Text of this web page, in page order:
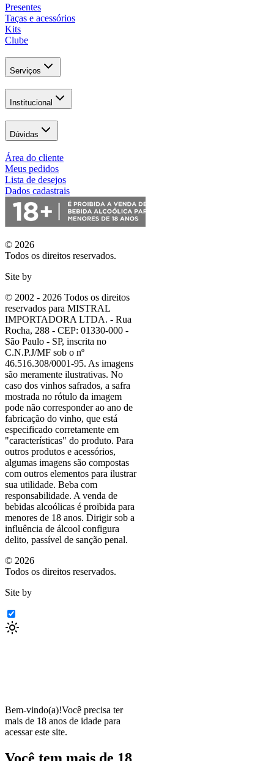
Presentes
Taças e acessórios
Kits
Clube
Serviços
Institucional
Dúvidas
Área do cliente
Meus pedidos
Lista de desejos
Dados cadastrais
© 2026
Todos os direitos reservados.
Site by
© 2002 - 2026 Todos os direitos
reservados para MISTRAL
IMPORTADORA LTDA. - Rua
Rocha, 288 - CEP: 01330-000 -
São Paulo - SP, inscrita no
C.N.P.J/MF sob o nº
46.516.308/0001-95. As imagens
são meramente ilustrativas. No
caso dos vinhos safrados, a safra
mostrada no rótulo da imagem
pode não corresponder ao ano de
fabricação do vinho, que está
especificado corretamente em
"características" do produto. Para
outros produtos e acessórios,
algumas imagens são compostas
com outros elementos para ilustrar
sua utilidade. Beba com
responsabilidade. A venda de
bebidas alcoólicas é proibida para
menores de 18 anos. Dirigir sob a
influência de álcool configura
delito, passível de sanção penal.
© 2026
Todos os direitos reservados.
Site by
Bem-vindo(a)!Você precisa ter
mais de 18 anos de idade para
acessar este site.